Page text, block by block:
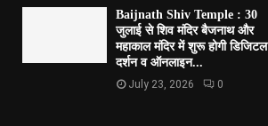
Baijnath Shiv Temple : 30
जुलाई से शिव मंदिर बैजनाथ और
महाकाल मंदिर में शुरू होगी डिजिटल
दर्शन व ऑनलाइन...
July 23, 2026 0